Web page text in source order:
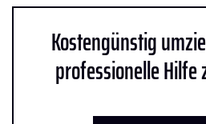
Kostengünstig
professionelle Hilfe